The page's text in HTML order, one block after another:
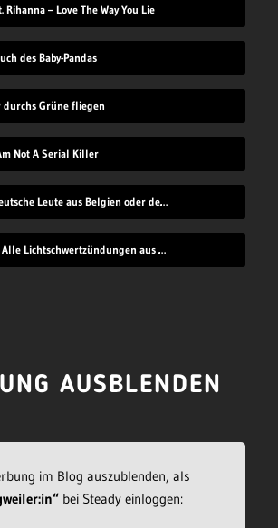
Rihanna – Love The Way You Lie
des Baby-Pandas
durchs Grüne fliegen
Not A Serial Killer
Können Deutsche Leute aus Belgien oder den Niederlanden verstehen?
Supercut: Alle Lichtschwertzündungen aus Star Wars
AUSBLENDEN
im Blog auszublenden, als
bei Steady einloggen: